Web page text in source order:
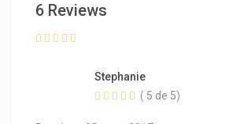
6 Reviews
Stephanie
( 5 de 5)